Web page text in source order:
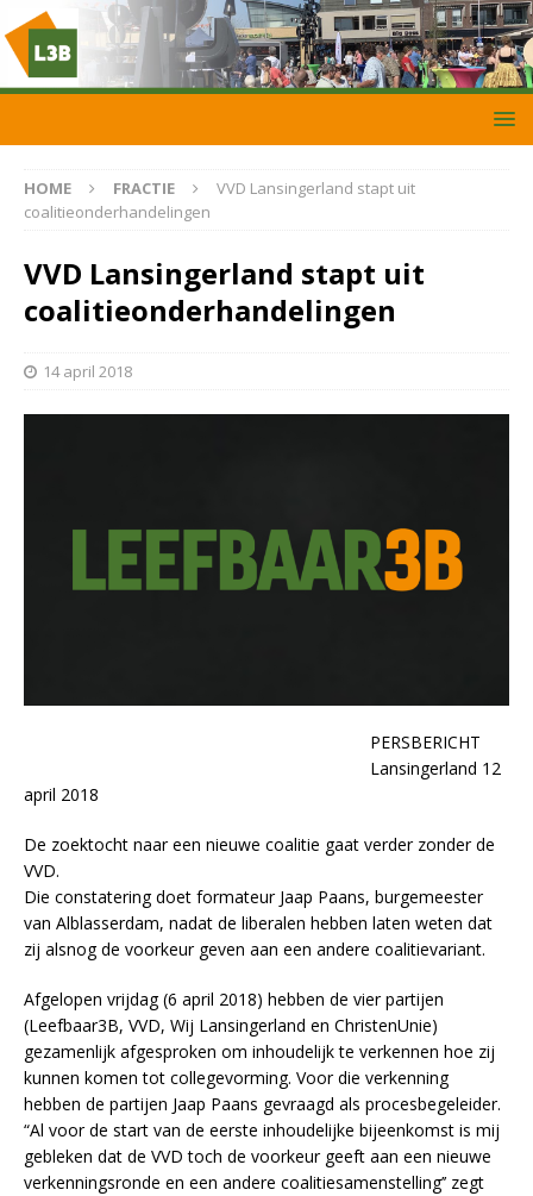
HOME FRACTIE
VVD Lansingerland stapt uit
coalitieonderhandelingen
VVD Lansingerland stapt uit
coalitieonderhandelingen
14 april 2018
PERSBERICHT
Lansingerland 12
april 2018
De zoektocht naar een nieuwe coalitie gaat verder zonder de
VVD.
Die constatering doet formateur Jaap Paans, burgemeester
van Alblasserdam, nadat de liberalen hebben laten weten dat
zij alsnog de voorkeur geven aan een andere coalitievariant.
Afgelopen vrijdag (6 april 2018) hebben de vier partijen
(Leefbaar3B, VVD, Wij Lansingerland en ChristenUnie)
gezamenlijk afgesproken om inhoudelijk te verkennen hoe zij
kunnen komen tot collegevorming. Voor die verkenning
hebben de partijen Jaap Paans gevraagd als procesbegeleider.
“Al voor de start van de eerste inhoudelijke bijeenkomst is mij
gebleken dat de VVD toch de voorkeur geeft aan een nieuwe
verkenningsronde en een andere coalitiesamenstelling’’ zegt